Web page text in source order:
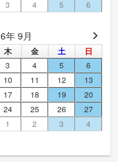
3 4 5 6
年 9月
木 金 土
日
3 4 5
6
10 11 12
13
17 18 19
20
24 25 26
27
1 2 3 4